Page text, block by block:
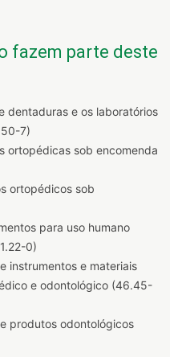
fazem parte deste
dentaduras e os laboratórios
7)
ortopédicas sob encomenda
ortopédicos sob
para uso humano
0)
instrumentos e materiais
e odontológico (46.45-
produtos odontológicos